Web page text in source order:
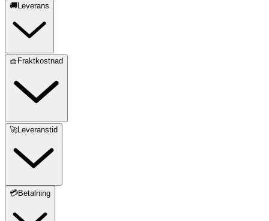
🚚Leverans
🧺Fraktkostnad
🚀Leveranstid
💳Betalning